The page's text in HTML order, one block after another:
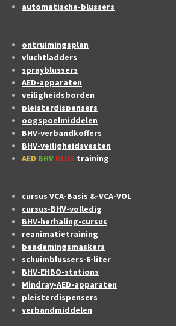
automatische-blussers
ontruimingsplan
vluchtladders
sprayblussers
AED-apparaten
veiligheidsborden
pleisterdispensers
oogspoelmiddelen
BHV-verbandkoffers
BHV-veiligheidsvesten
AED BHV BLUS training
cursus VCA-Basis &-VCA-VOL
cursus-BHV-volledig
BHV-herhaling-cursus
reanimatietraining
beademingsmaskers
schuimblussers-6-liter
BHV-EHBO-stations
Mindray-AED-apparaten
pleisterdispensers
verbandmiddelen